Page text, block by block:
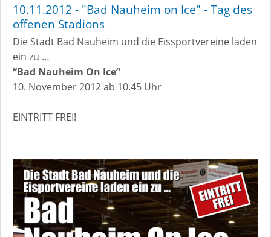
10.11.2012 - "Bad Nauheim on Ice" - Tag des
offenen Stadions
Die Stadt Bad Nauheim und die Eissportvereine laden
ein zu …
“Bad Nauheim On Ice”
10. November 2012 ab 10.45 Uhr
EINTRITT FREI!